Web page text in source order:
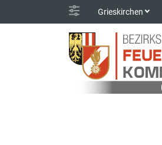
Grieskirchen